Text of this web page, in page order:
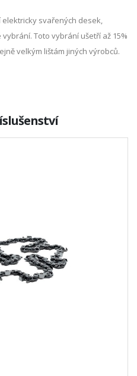
elektricky svařených desek,
Toto vybrání ušetří až 15%
velkým lištám jiných výrobců.